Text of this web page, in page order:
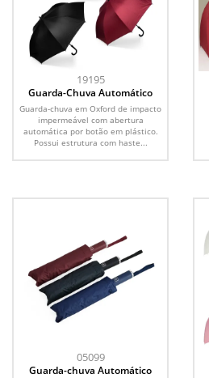
19195
Guarda-Chuva Automático
Guarda-chuva em Oxford de impacto
impermeável com abertura
automática por botão em plástico.
Possui estrutura com haste...
05099
Guarda-chuva Automático